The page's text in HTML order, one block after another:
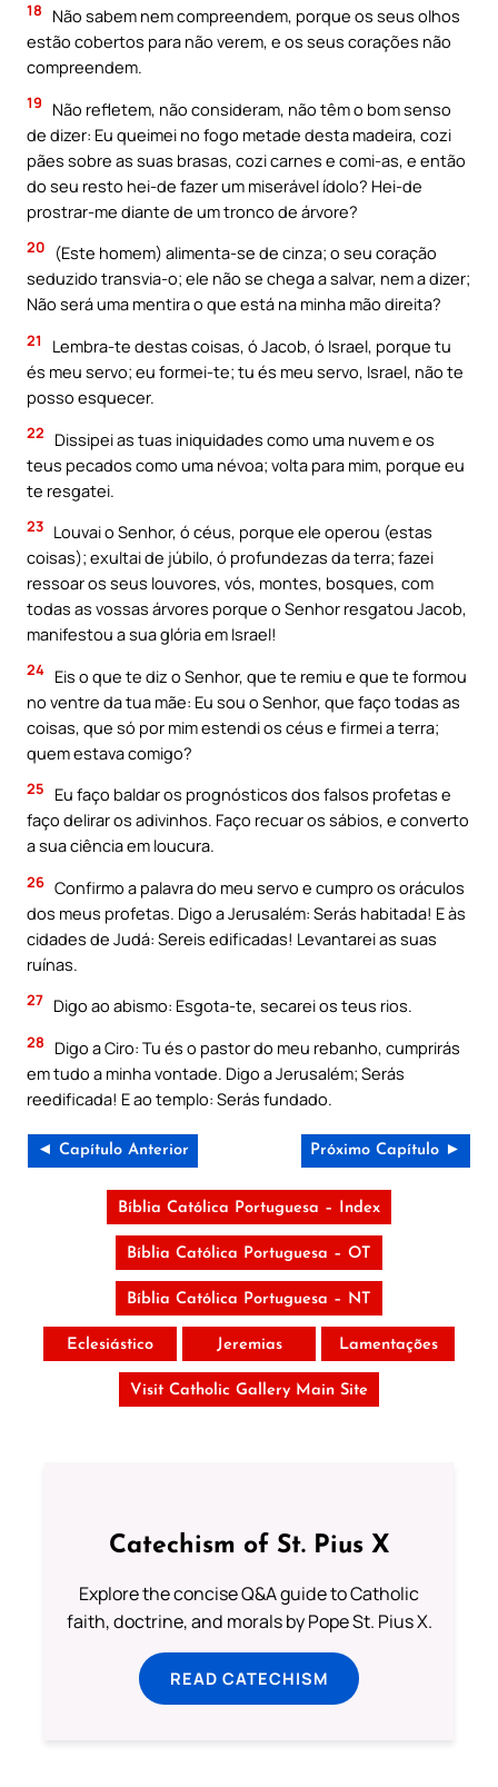
18
Não sabem nem compreendem, porque os seus olhos
estão cobertos para não verem, e os seus corações não
compreendem.
19
Não refletem, não consideram, não têm o bom senso
de dizer: Eu queimei no fogo metade desta madeira, cozi
pães sobre as suas brasas, cozi carnes e comi-as, e então
do seu resto hei-de fazer um miserável ídolo? Hei-de
prostrar-me diante de um tronco de árvore?
20
(Este homem) alimenta-se de cinza; o seu coração
seduzido transvia-o; ele não se chega a salvar, nem a dizer;
Não será uma mentira o que está na minha mão direita?
21
Lembra-te destas coisas, ó Jacob, ó Israel, porque tu
és meu servo; eu formei-te; tu és meu servo, Israel, não te
posso esquecer.
22
Dissipei as tuas iniquidades como uma nuvem e os
teus pecados como uma névoa; volta para mim, porque eu
te resgatei.
23 Louvai o Senhor, ó céus, porque ele operou (estas
coisas); exultai de júbilo, ó profundezas da terra; fazei
ressoar os seus louvores, vós, montes, bosques, com
todas as vossas árvores porque o Senhor resgatou Jacob,
manifestou a sua glória em Israel!
24 Eis o que te diz o Senhor, que te remiu e que te formou
no ventre da tua mãe: Eu sou o Senhor, que faço todas as
coisas, que só por mim estendi os céus e firmei a terra;
quem estava comigo?
25
Eu faço baldar os prognósticos dos falsos profetas e
faço delirar os adivinhos. Faço recuar os sábios, e converto
a sua ciência em loucura.
26 Confirmo a palavra do meu servo e cumpro os oráculos
dos meus profetas. Digo a Jerusalém: Serás habitada! E às
cidades de Judá: Sereis edificadas! Levantarei as suas
ruínas.
27 Digo ao abismo: Esgota-te, secarei os teus rios.
28
Digo a Ciro: Tu és o pastor do meu rebanho, cumprirás
em tudo a minha vontade. Digo a Jerusalém; Serás
reedificada! E ao templo: Serás fundado.
◄ Capítulo Anterior Próximo Capítulo ►
Bíblia Católica Portuguesa – Index
Bíblia Católica Portuguesa – OT
Bíblia Católica Portuguesa – NT
Eclesiástico Jeremias Lamentações
Visit Catholic Gallery Main Site
Catechism of St. Pius X
Explore the concise Q&A guide to Catholic
faith, doctrine, and morals by Pope St. Pius X.
READ CATECHISM